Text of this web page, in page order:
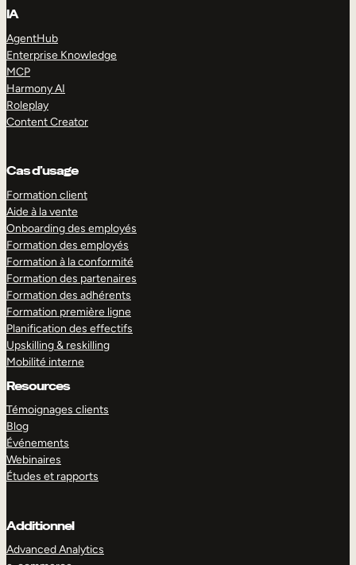
IA
AgentHub
Enterprise Knowledge
MCP
Harmony AI
Roleplay
Content Creator
Cas d’usage
Formation client
Aide à la vente
Onboarding des employés
Formation des employés
Formation à la conformité
Formation des partenaires
Formation des adhérents
Formation première ligne
Planification des effectifs
Upskilling & reskilling
Mobilité interne
Resources
Témoignages clients
Blog
Événements
Webinaires
Études et rapports
Additionnel
Advanced Analytics